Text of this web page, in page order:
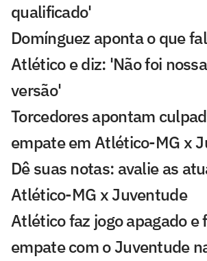
qualificado'
Domínguez aponta o que
Atlético e diz: 'Não foi
versão'
Torcedores apontam
empate em Atlético-MG x
Dê suas notas: avalie as
Atlético-MG x Juventude
Atlético faz jogo apagado e
empate com o Juventude